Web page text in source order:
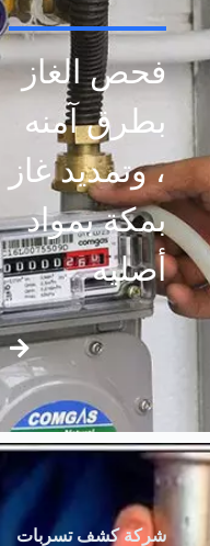
فحص الغاز
بطرق آمنه
، وتمديد غاز
بمكة بمواد
أصليه
شركة كشف تسربات